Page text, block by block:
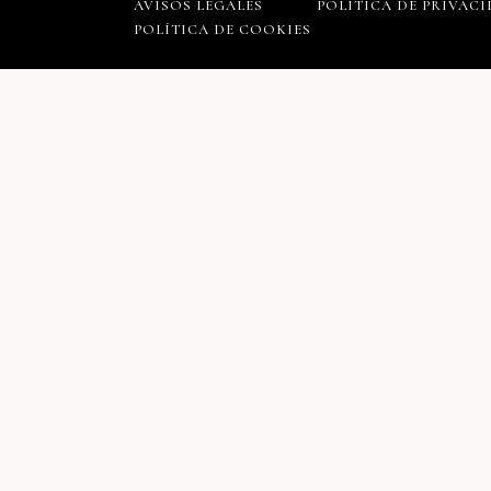
AVISOS LEGALES
POLÍTICA DE
POLÍTICA DE COOKIES